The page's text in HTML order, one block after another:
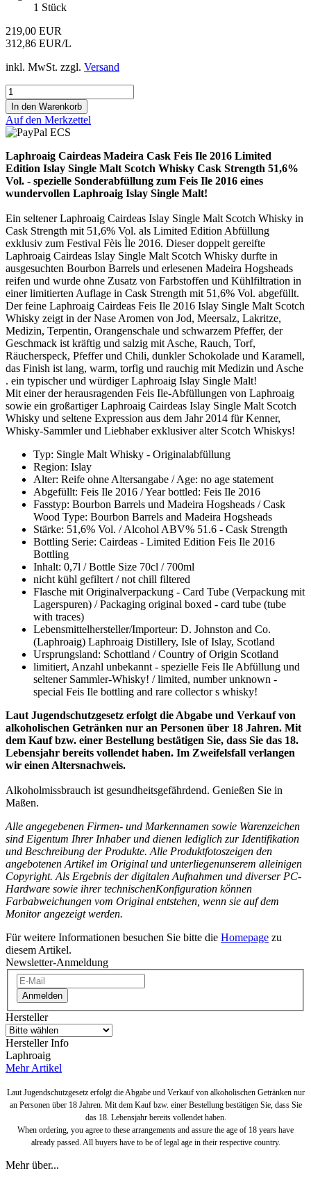
1 Stück
219,00 EUR
312,86 EUR/L
inkl. MwSt. zzgl. Versand
Auf den Merkzettel
Laphroaig Cairdeas Madeira Cask Feis Ile 2016 Limited
Edition Islay Single Malt Scotch Whisky Cask Strength 51,6%
Vol. - spezielle Sonderabfüllung zum Feis Ile 2016 eines
wundervollen Laphroaig Islay Single Malt!
Ein seltener Laphroaig Cairdeas Islay Single Malt Scotch Whisky in
Cask Strength mit 51,6% Vol. als Limited Edition Abfüllung
exklusiv zum Festival Fèis Ìle 2016. Dieser doppelt gereifte
Laphroaig Cairdeas Islay Single Malt Scotch Whisky durfte in
ausgesuchten Bourbon Barrels und erlesenen Madeira Hogsheads
reifen und wurde ohne Zusatz von Farbstoffen und Kühlfiltration in
einer limitierten Auflage in Cask Strength mit 51,6% Vol. abgefüllt.
Der feine Laphroaig Cairdeas Feis Ile 2016 Islay Single Malt Scotch
Whisky zeigt in der Nase Aromen von Jod, Meersalz, Lakritze,
Medizin, Terpentin, Orangenschale und schwarzem Pfeffer, der
Geschmack ist kräftig und salzig mit Asche, Rauch, Torf,
Räucherspeck, Pfeffer und Chili, dunkler Schokolade und Karamell,
das Finish ist lang, warm, torfig und rauchig mit Medizin und Asche
. ein typischer und würdiger Laphroaig Islay Single Malt!
Mit einer der herausragenden Feis Ile-Abfüllungen von Laphroaig
sowie ein großartiger Laphroaig Cairdeas Islay Single Malt Scotch
Whisky und seltene Expression aus dem Jahr 2014 für Kenner,
Whisky-Sammler und Liebhaber exklusiver alter Scotch Whiskys!
Typ: Single Malt Whisky - Originalabfüllung
Region: Islay
Alter: Reife ohne Altersangabe / Age: no age statement
Abgefüllt: Feis Ile 2016 / Year bottled: Feis Ile 2016
Fasstyp: Bourbon Barrels und Madeira Hogsheads / Cask
Wood Type: Bourbon Barrels and Madeira Hogsheads
Stärke: 51,6% Vol. / Alcohol ABV% 51.6 - Cask Strength
Bottling Serie: Cairdeas - Limited Edition Feis Ile 2016
Bottling
Inhalt: 0,7l / Bottle Size 70cl / 700ml
nicht kühl gefiltert / not chill filtered
Flasche mit Originalverpackung - Card Tube (Verpackung mit
Lagerspuren) / Packaging original boxed - card tube (tube
with traces)
Lebensmittelhersteller/Importeur: D. Johnston and Co.
(Laphroaig) Laphroaig Distillery, Isle of Islay, Scotland
Ursprungsland: Schottland / Country of Origin Scotland
limitiert, Anzahl unbekannt - spezielle Feis Ile Abfüllung und
seltener Sammler-Whisky! / limited, number unknown -
special Feis Ile bottling and rare collector s whisky!
Laut Jugendschutzgesetz erfolgt die Abgabe und Verkauf von
alkoholischen Getränken nur an Personen über 18 Jahren. Mit
dem Kauf bzw. einer Bestellung bestätigen Sie, dass Sie das 18.
Lebensjahr bereits vollendet haben. Im Zweifelsfall verlangen
wir einen Altersnachweis.
Alkoholmissbrauch ist gesundheitsgefährdend. Genießen Sie in
Maßen.
Alle angegebenen Firmen- und Markennamen sowie Warenzeichen
sind Eigentum Ihrer Inhaber und dienen lediglich zur Identifikation
und Beschreibung der Produkte. Alle Produktfotoszeigen den
angebotenen Artikel im Original und unterliegenunserem alleinigen
Copyright. Als Ergebnis der digitalen Aufnahmen und diverser PC-
Hardware sowie ihrer technischenKonfiguration können
Farbabweichungen vom Original entstehen, wenn sie auf dem
Monitor angezeigt werden.
Für weitere Informationen besuchen Sie bitte die Homepage zu
diesem Artikel.
Newsletter-Anmeldung
Anmelden
Hersteller
Hersteller Info
Laphroaig
Mehr Artikel
Laut Jugendschutzgesetz erfolgt die Abgabe und Verkauf von alkoholischen Getränken nur
an Personen über 18 Jahren. Mit dem Kauf bzw. einer Bestellung bestätigen Sie, dass Sie
das 18. Lebensjahr bereits vollendet haben.
When ordering, you agree to these arrangements and assure the age of 18 years have
already passed. All buyers have to be of legal age in their respective country.
Mehr über...